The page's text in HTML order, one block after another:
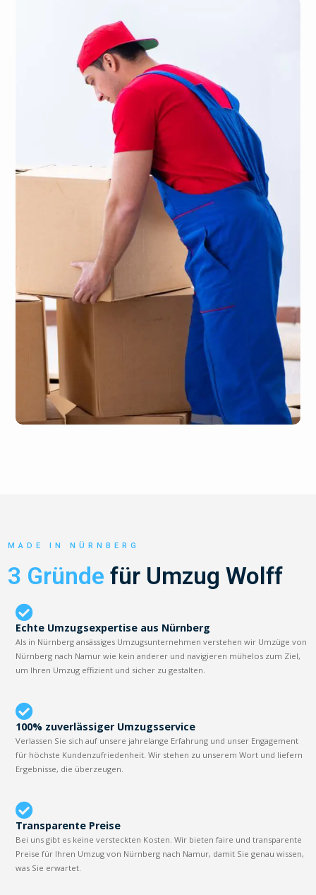
MADE IN NÜRNBERG
3 Gründe für Umzug Wolff
Echte Umzugsexpertise aus Nürnberg
Als in Nürnberg ansässiges Umzugsunternehmen verstehen wir Umzüge von
Nürnberg nach Namur wie kein anderer und navigieren mühelos zum Ziel,
um Ihren Umzug effizient und sicher zu gestalten.
100% zuverlässiger Umzugsservice
Verlassen Sie sich auf unsere jahrelange Erfahrung und unser Engagement
für höchste Kundenzufriedenheit. Wir stehen zu unserem Wort und liefern
Ergebnisse, die überzeugen.
Transparente Preise
Bei uns gibt es keine versteckten Kosten. Wir bieten faire und transparente
Preise für Ihren Umzug von Nürnberg nach Namur, damit Sie genau wissen,
was Sie erwartet.